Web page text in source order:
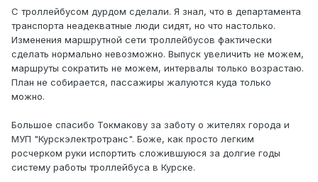
С троллейбусом дурдом сделали. Я знал, что в департамента
транспорта неадекватные люди сидят, но что настолько.
Изменения маршрутной сети троллейбусов фактически
сделать нормально невозможно. Выпуск увеличить не можем,
маршруты сократить не можем, интервалы только возрастаю.
План не собирается, пассажиры жалуются куда только
можно.
Большое спасибо Токмакову за заботу о жителях города и
МУП "Курскэлектротранс". Боже, как просто легким
росчерком руки испортить сложившуюся за долгие годы
систему работы троллейбуса в Курске.